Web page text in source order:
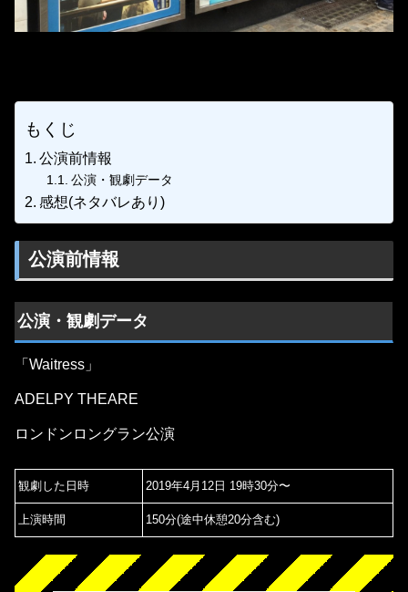
もくじ
公演前情報
公演・観劇データ
感想(ネタバレあり)
公演前情報
公演・観劇データ
「Waitress」
ADELPY THEARE
ロンドンロングラン公演
観劇した日時 2019年4月12日 19時30分〜
上演時間 150分(途中休憩20分含む)